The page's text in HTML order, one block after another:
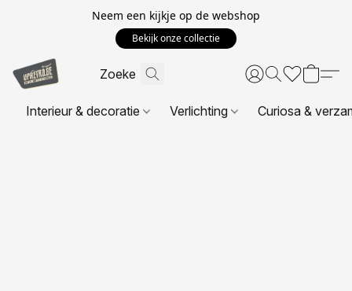
Neem een kijkje op de webshop
Bekijk onze collectie
Interieur & decoratie Verlichting Curiosa &